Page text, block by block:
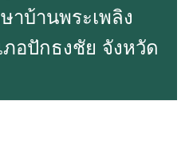
บ้านพระเพลิง
อปักธงชัย จังหวัด